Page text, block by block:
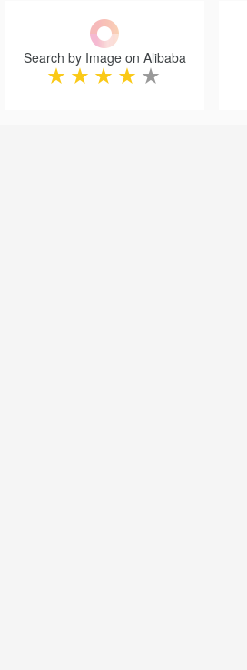
Search by Image on Alibaba
★ ★ ★ ★ ★